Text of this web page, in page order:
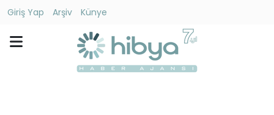
Giriş Yap Arşiv
Künye